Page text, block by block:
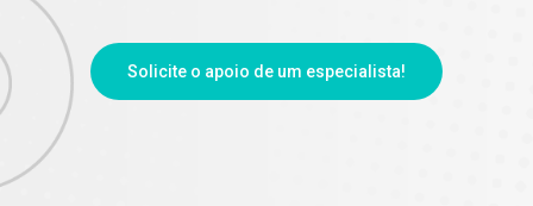
Solicite o apoio de um especialista!